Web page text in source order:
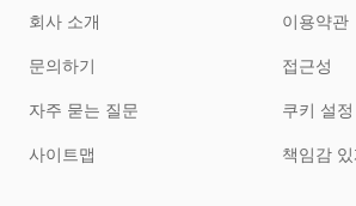
회사 소개
문의하기
자주 묻는 질문
사이트맵
이용약관
접근성
쿠키 설정
책임감